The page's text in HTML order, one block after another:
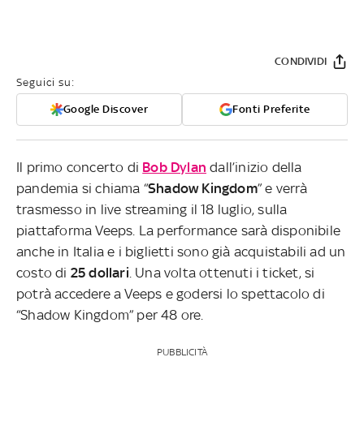
Seguici su:
Google Discover Fonti Preferite
CONDIVIDI
Il primo concerto di Bob Dylan dall’inizio della
pandemia si chiama “Shadow Kingdom” e verrà
trasmesso in live streaming il 18 luglio, sulla
piattaforma Veeps. La performance sarà disponibile
anche in Italia e i biglietti sono già acquistabili ad un
costo di 25 dollari . Una volta ottenuti i ticket, si
potrà accedere a Veeps e godersi lo spettacolo di
“Shadow Kingdom” per 48 ore.
PUBBLICITÀ